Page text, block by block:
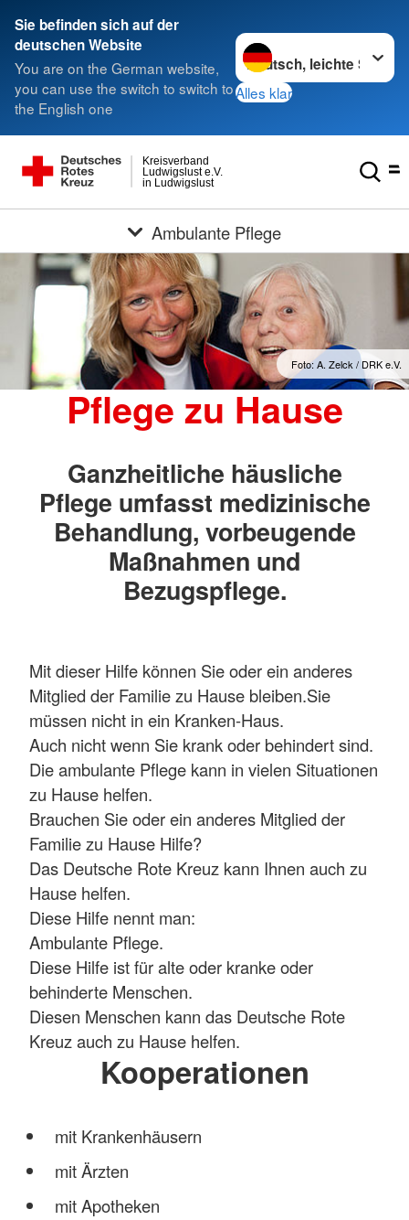
Sie befinden sich auf der
deutschen Website
You are on the German website,
you can use the switch to switch to
the English one
Sprache wechseln zu
Alles klar
in Ludwigslust
Ludwigslust e.V.
Kreisverband
Ambulante Pflege
Foto: A. Zelck / DRK e.V.
Pflege zu Hause
Ganzheitliche häusliche
Pflege umfasst medizinische
Behandlung, vorbeugende
Maßnahmen und
Bezugspflege.
Mit dieser Hilfe können Sie oder ein anderes
Mitglied der Familie zu Hause bleiben.Sie
müssen nicht in ein Kranken-Haus.
Auch nicht wenn Sie krank oder behindert sind.
Die ambulante Pflege kann in vielen Situationen
zu Hause helfen.
Brauchen Sie oder ein anderes Mitglied der
Familie zu Hause Hilfe?
Das Deutsche Rote Kreuz kann Ihnen auch zu
Hause helfen.
Diese Hilfe nennt man:
Ambulante Pflege.
Diese Hilfe ist für alte oder kranke oder
behinderte Menschen.
Diesen Menschen kann das Deutsche Rote
Kreuz auch zu Hause helfen.
Kooperationen
mit Krankenhäusern
mit Ärzten
mit Apotheken